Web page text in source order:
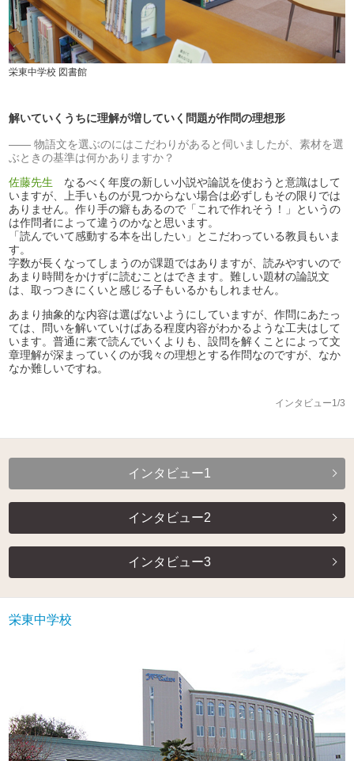
栄東中学校 図書館
解いていくうちに理解が増していく問題が作問の理想形
物語文を選ぶのにはこだわりがあると伺いましたが、素材を選
ぶときの基準は何かありますか？
佐藤先生 なるべく年度の新しい小説や論説を使おうと意識はして
いますが、上手いものが見つからない場合は必ずしもその限りでは
ありません。作り手の癖もあるので「これで作れそう！」というの
は作問者によって違うのかなと思います。
「読んでいて感動する本を出したい」とこだわっている教員もいま
す。
字数が長くなってしまうのが課題ではありますが、読みやすいので
あまり時間をかけずに読むことはできます。難しい題材の論説文
は、取っつきにくいと感じる子もいるかもしれません。
あまり抽象的な内容は選ばないようにしていますが、作問にあたっ
ては、問いを解いていけばある程度内容がわかるような工夫はして
います。普通に素で読んでいくよりも、設問を解くことによって文
章理解が深まっていくのが我々の理想とする作問なのですが、なか
なか難しいですね。
インタビュー1/3
インタビュー1
インタビュー2
インタビュー3
栄東中学校